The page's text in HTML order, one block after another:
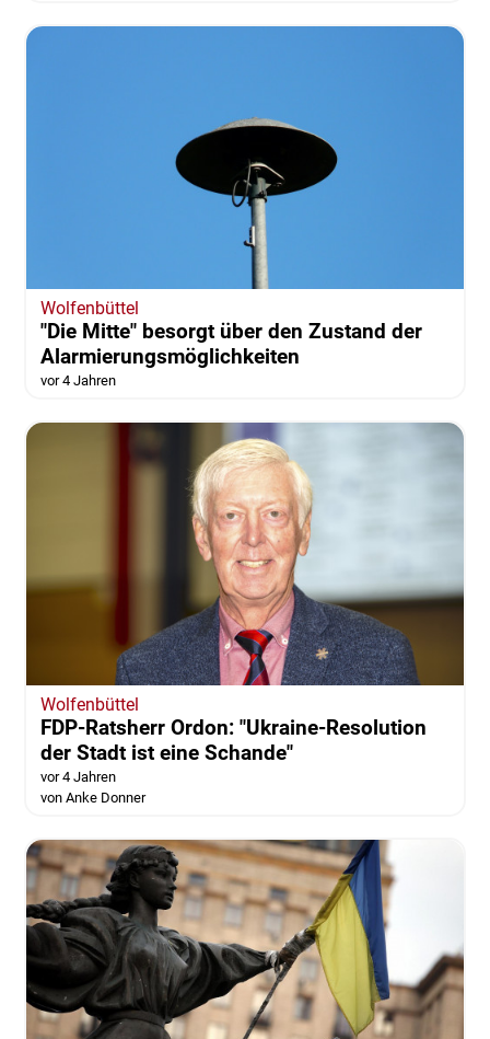
Trinkbrunnen für Wolfenbüttel -
Finanzierung könnte platzen
"Die Mitte" besorgt über den Zustand der
Alarmierungsmöglichkeiten
Wolfenbüttel
FDP-Ratsherr Ordon: "Ukraine-Resolution
der Stadt ist eine Schande"
vor 4 Jahren
von Anke Donner